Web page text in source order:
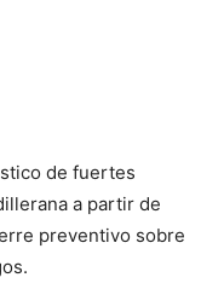
de fuertes
a partir de
preventivo sobre